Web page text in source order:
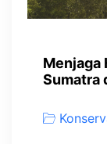
Menjaga
Sumatra